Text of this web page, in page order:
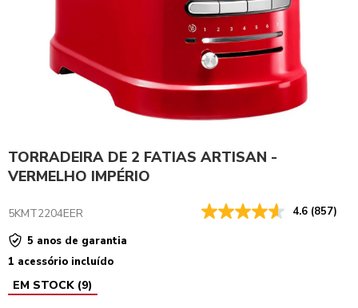
TORRADEIRA DE 2 FATIAS ARTISAN -
VERMELHO IMPÉRIO
5KMT2204EER 4.6 (857)
5 anos de garantia
1 acessório incluído
EM STOCK (9)